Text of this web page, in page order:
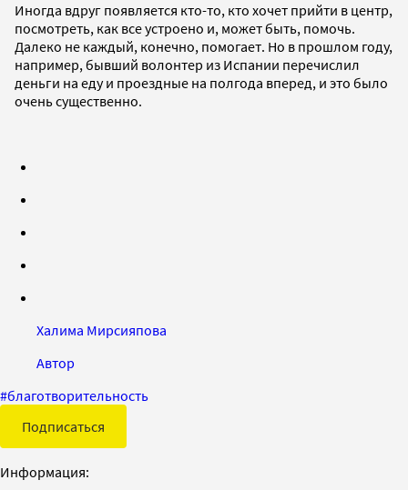
Иногда вдруг появляется кто-то, кто хочет прийти в центр,
посмотреть, как все устроено и, может быть, помочь.
Далеко не каждый, конечно, помогает. Но в прошлом году,
например, бывший волонтер из Испании перечислил
деньги на еду и проездные на полгода вперед, и это было
очень существенно.
Халима Мирсияпова
Автор
#благотворительность
Подписаться
Информация: